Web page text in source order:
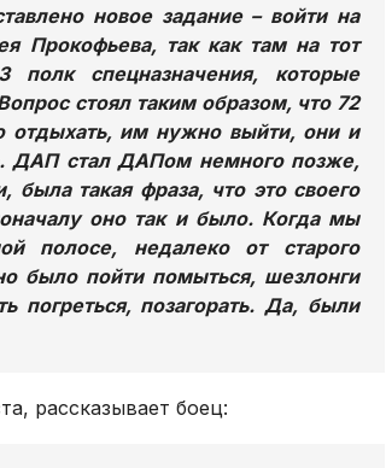
новое задание – войти на
Прокофьева, так как там на тот
спецназначения, которые
стоял таким образом, что 72
отдыхать, им нужно выйти, они и
ДАП стал ДАПом немного позже,
такая фраза, что это своего
оно так и было. Когда мы
полосе, недалеко от старого
было пойти помыться, шезлонги
позагорать. Да, были
рассказывает боец: